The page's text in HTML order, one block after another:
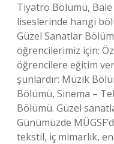
Tiyatro Bölümü,
liseslerinde hangi
Güzel Sanatlar
öğrencilerimiz için;
öğrencilere eğitim
şunlardır: Müzik
Bölümü, Sinema –
Bölümü. Güzel
Günümüzde
tekstil, iç mimarlık,